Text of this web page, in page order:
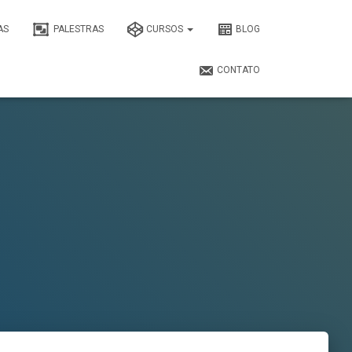
PALESTRAS CURSOS BLOG
CONTATO